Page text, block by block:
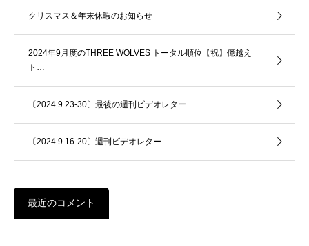
クリスマス＆年末休暇のお知らせ
2024年9月度のTHREE WOLVES トータル順位【祝】億越え
ト…
〔2024.9.23-30〕最後の週刊ビデオレター
〔2024.9.16-20〕週刊ビデオレター
最近のコメント